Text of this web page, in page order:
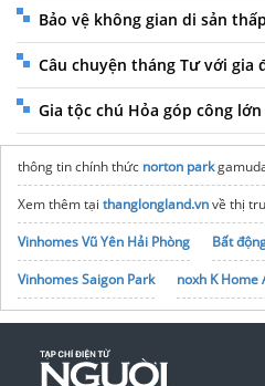
Bảo vệ không gian di sản
Câu chuyện tháng Tư với gia
Gia tộc chú Hỏa góp công
thông tin chính thức norton park
Xem thêm tại thanglongland.vnvề thị
Vinhomes Vũ Yên Hải Phòng
Bất
Vinhomes Saigon Park
noxh K Home
Tập đoàn Bcons Group